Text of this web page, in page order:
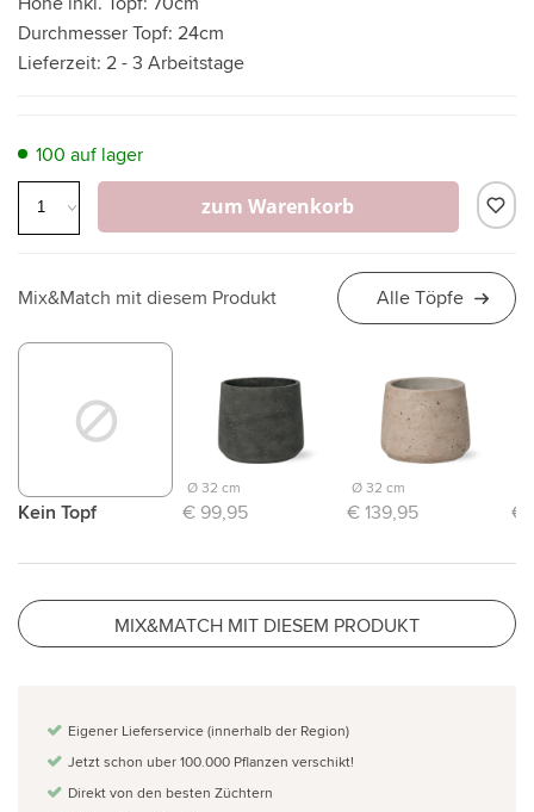
Durchmesser Topf: 24cm
Lieferzeit: 2 - 3 Arbeitstage
100 auf lager
zum Warenkorb
Mix&Match mit diesem Produkt Alle Töpfe
Kein Topf € 99,95
Ø 32 cm
€ 139,95
Ø 32 cm
€
MIX&MATCH MIT DIESEM PRODUKT
Eigener Lieferservice (innerhalb der Region)
Jetzt schon uber 100.000 Pflanzen verschikt!
Direkt von den besten Züchtern